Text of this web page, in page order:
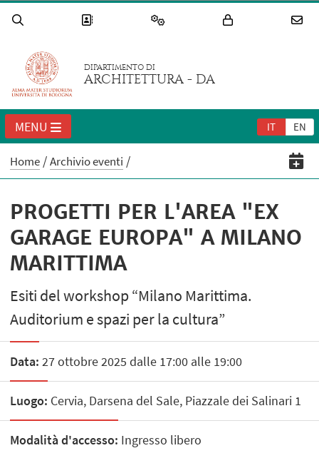
DIPARTIMENTO DI
ARCHITETTURA - DA
IT EN
MENU
Home Archivio eventi
PROGETTI PER L'AREA "EX
GARAGE EUROPA" A MILANO
MARITTIMA
Esiti del workshop “Milano Marittima.
Auditorium e spazi per la cultura”
Data: 27 ottobre 2025 dalle 17:00 alle 19:00
Luogo: Cervia, Darsena del Sale, Piazzale dei Salinari 1
Modalità d'accesso: Ingresso libero